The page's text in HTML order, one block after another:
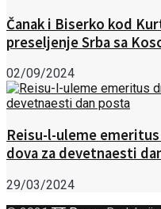
Čanak i Biserko kod
preseljenje Srba sa
02/09/2024
Reisu-l-uleme
dova za devetnaesti
29/03/2024